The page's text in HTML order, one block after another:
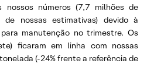
nossos números (7,7 milhões de
nossas estimativas) devido à
manutenção no trimestre. Os
ficaram em linha com nossas
(-24% frente a referência de